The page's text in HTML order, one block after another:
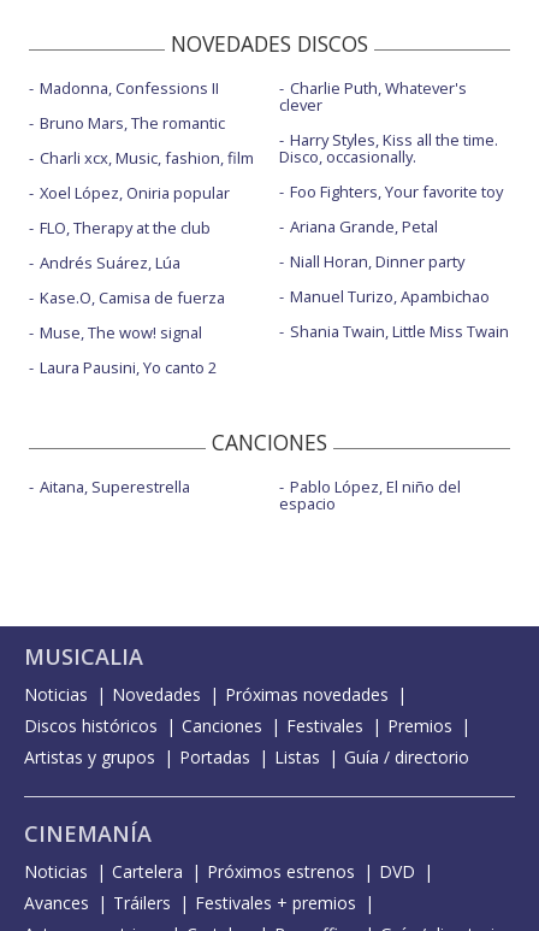
NOVEDADES DISCOS
Madonna, Confessions II
Bruno Mars, The romantic
Charli xcx, Music, fashion, film
Xoel López, Oniria popular
FLO, Therapy at the club
Andrés Suárez, Lúa
Kase.O, Camisa de fuerza
Muse, The wow! signal
Laura Pausini, Yo canto 2
Charlie Puth, Whatever's
clever
Harry Styles, Kiss all the time.
Disco, occasionally.
Foo Fighters, Your favorite toy
Ariana Grande, Petal
Niall Horan, Dinner party
Manuel Turizo, Apambichao
Shania Twain, Little Miss Twain
CANCIONES
Aitana, Superestrella Pablo López, El niño del
espacio
MUSICALIA
Noticias Novedades
Próximas novedades
Discos históricos
Canciones Festivales
Premios
Artistas y grupos
Portadas Listas Guía / directorio
CINEMANÍA
Noticias Cartelera Próximos estrenos
DVD
Avances
Tráilers
Festivales + premios